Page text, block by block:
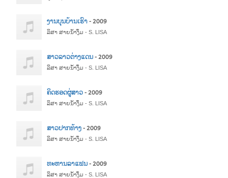
ງານບຸນບ້ານເຮົາ- 2009
ລິສາ ສາຍນ້ຳງຶ່ມ - S. LISA
ສາວລາວຕ່າງແດນ- 2009
ລິສາ ສາຍນ້ຳງຶ່ມ - S. LISA
ຄິດຮອດຜູ່ສາວ- 2009
ລິສາ ສາຍນ້ຳງຶ່ມ - S. LISA
ສາວປາກທ້າງ- 2009
ລິສາ ສາຍນ້ຳງຶ່ມ - S. LISA
ທະຫານລາແຟນ- 2009
ລິສາ ສາຍນ້ຳງຶ່ມ - S. LISA